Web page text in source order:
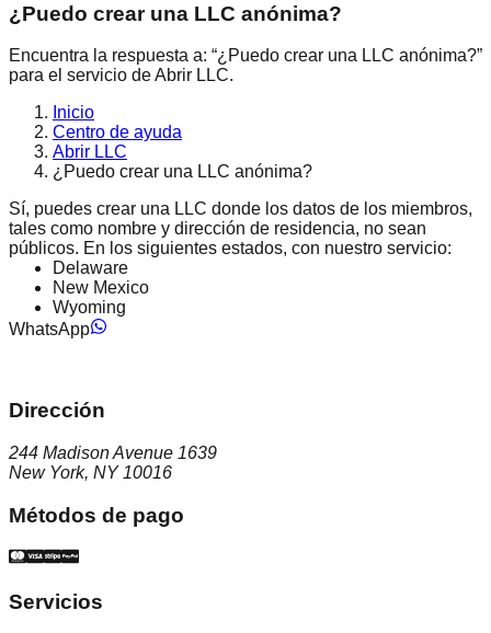
¿Puedo crear una LLC anónima?
Encuentra la respuesta a: “¿Puedo crear una LLC anónima?”
para el servicio de Abrir LLC.
Inicio
Centro de ayuda
Abrir LLC
¿Puedo crear una LLC anónima?
Sí, puedes crear una LLC donde los datos de los miembros,
tales como nombre y dirección de residencia, no sean
públicos. En los siguientes estados, con nuestro servicio:
Delaware
New Mexico
Wyoming
WhatsApp
Dirección
244 Madison Avenue 1639
New York, NY 10016
Métodos de pago
Servicios